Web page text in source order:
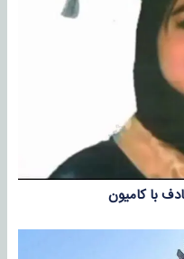
با کامیون